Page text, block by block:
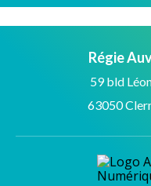
Régie
59 bld
63050